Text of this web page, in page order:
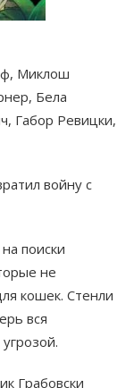
Миклош
Бела
Габор Ревицки,
войну с
поиски
не
кошек. Стенли
вся
Грабовски